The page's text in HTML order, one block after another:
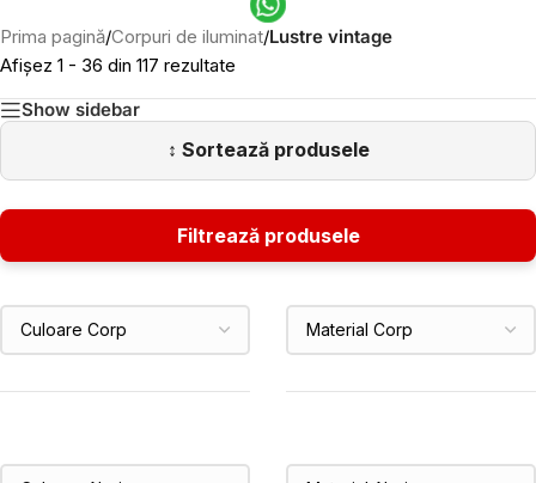
Prima pagină/Corpuri de iluminat/Lustre vintage
Afișez 1 - 36 din 117 rezultate
Show sidebar